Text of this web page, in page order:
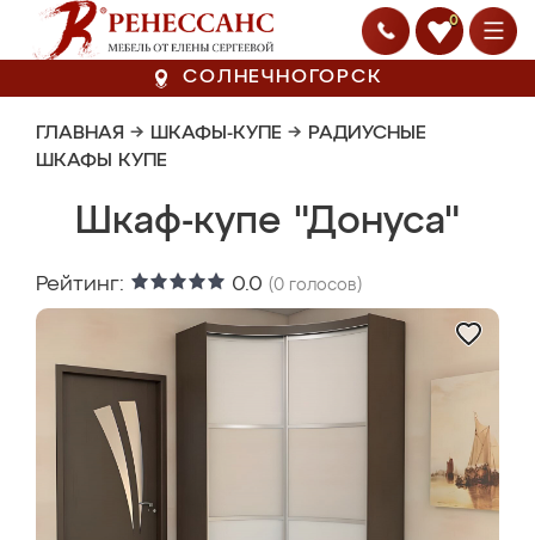
0
СОЛНЕЧНОГОРСК
ГЛАВНАЯ → ШКАФЫ-КУПЕ → РАДИУСНЫЕ
ШКАФЫ КУПЕ
Шкаф-купе "Донуса"
Рейтинг: 0.0 (0 голосов)